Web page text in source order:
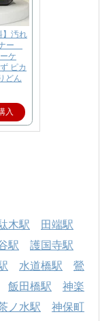
】汚れ
ー
ケ
ピカ
どん
入
木駅
田端駅
駅
護国寺駅
水道橋駅
鶯
飯田橋駅
神楽
ノ水駅
神保町